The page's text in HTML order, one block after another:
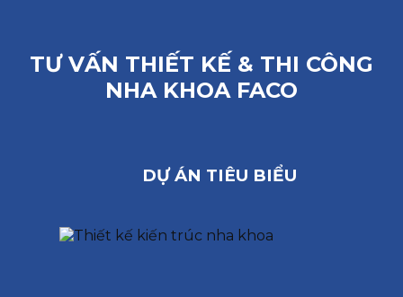
TƯ VẤN THIẾT KẾ & THI CÔNG
NHA KHOA FACO
DỰ ÁN TIÊU BIỂU